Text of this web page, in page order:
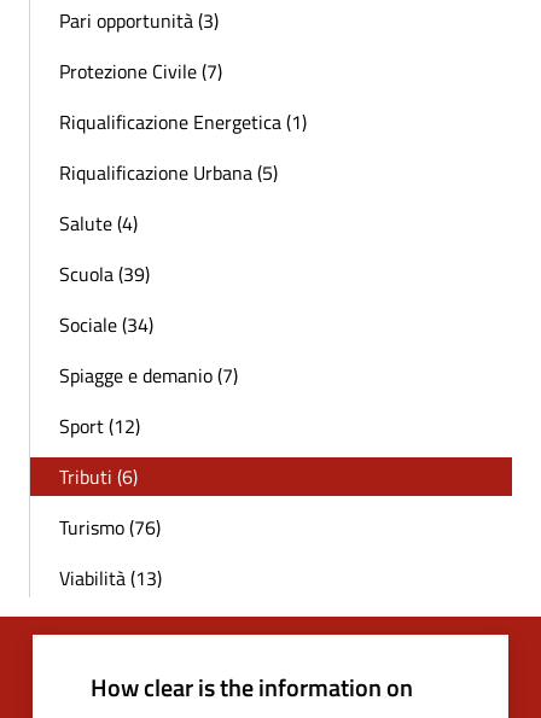
Pari opportunità (3)
Protezione Civile (7)
Riqualificazione Energetica (1)
Riqualificazione Urbana (5)
Salute (4)
Scuola (39)
Sociale (34)
Spiagge e demanio (7)
Sport (12)
Tributi (6)
Turismo (76)
Viabilità (13)
How clear is the information on